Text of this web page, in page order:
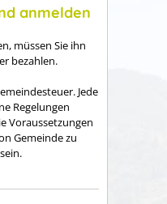
anmelden
müssen Sie ihn
bezahlen.
Jede
Regelungen
Voraussetzungen
Gemeinde zu